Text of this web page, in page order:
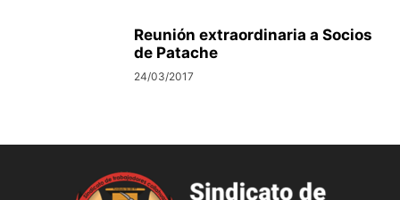
Reunión extraordinaria a Socios
de Patache
24/03/2017